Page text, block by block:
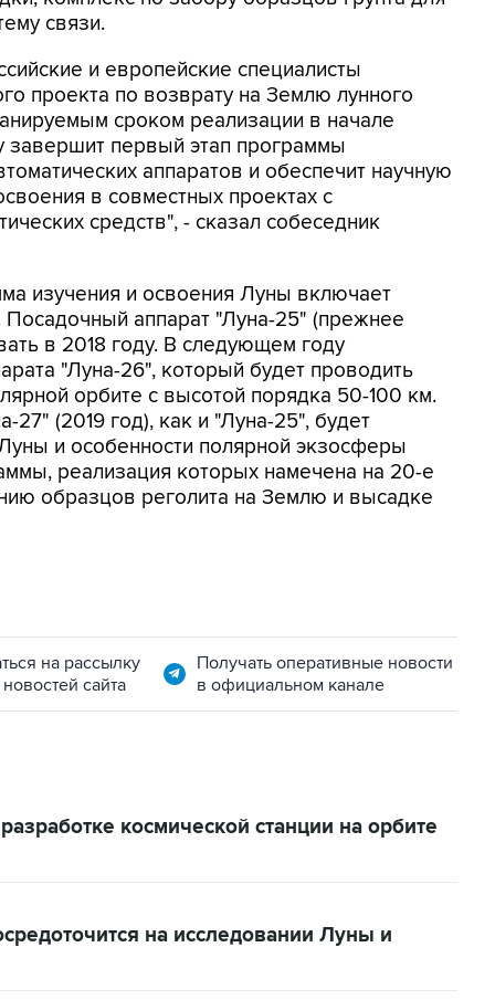
связи.
и европейские специалисты
проекта по возврату на Землю лунного
сроком реализации в начале
завершит первый этап программы
аппаратов и обеспечит научную
в совместных проектах с
средств", - сказал собеседник
изучения и освоения Луны включает
Посадочный аппарат "Луна-25" (прежнее
в 2018 году. В следующем году
"Луна-26", который будет проводить
орбите с высотой порядка 50-100 км.
(2019 год), как и "Луна-25", будет
и особенности полярной экзосферы
реализация которых намечена на 20-е
образцов реголита на Землю и высадке
на рассылку
сайта
Получать оперативные новости
в официальном канале
космической станции на орбите
на исследовании Луны и